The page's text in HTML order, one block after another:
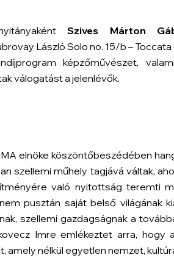
Szives Márton
László Solo no. 15/b – Toccata
képzőművészet,
válogatást a jelenlévők.
elnöke köszöntőbeszédében
szellemi műhely tagjává váltak,
való nyitottság teremti
pusztán saját belső világának
szellemi gazdagságnak a
Imre emlékeztet arra, hogy
amely nélkül egyetlen nemzet,